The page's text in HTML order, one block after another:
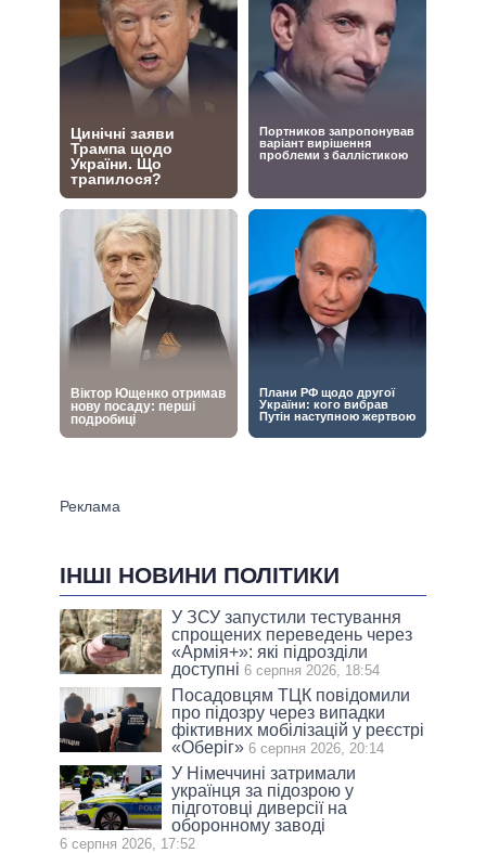
ІНШІ НОВИНИ ПОЛІТИКИ
У ЗСУ запустили тестування
спрощених переведень через
«Армія+»: які підрозділи
доступні 6 серпня 2026, 18:54
Посадовцям ТЦК повідомили
про підозру через випадки
фіктивних мобілізацій у реєстрі
«Оберіг» 6 серпня 2026, 20:14
У Німеччині затримали
українця за підозрою у
підготовці диверсії на
оборонному заводі
6 серпня 2026, 17:52